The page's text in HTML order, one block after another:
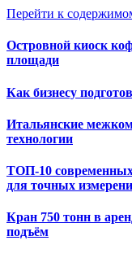
Перейти к
Островной киоск
площади
Как бизнесу
Итальянские
технологии
ТОП-10 современных
для точных
Кран 750 тонн в
подъём